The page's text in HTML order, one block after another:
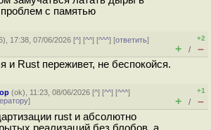
проблем с памятью
), 17:38, 07/06/2026 [^] [^^] [^^^] [ответить]
+2
+ / –
и Rust переживет, не беспокойся.
(ok), 11:23, 08/06/2026 [^] [^^] [^^^]
]
+1
+ / –
rust и абсолютно